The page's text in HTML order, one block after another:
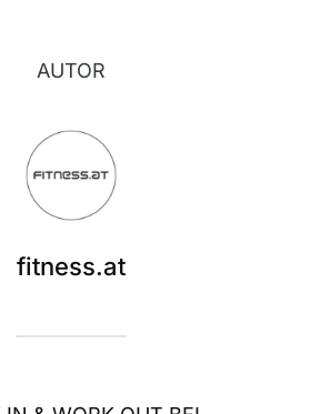
AUTOR
fitness.at